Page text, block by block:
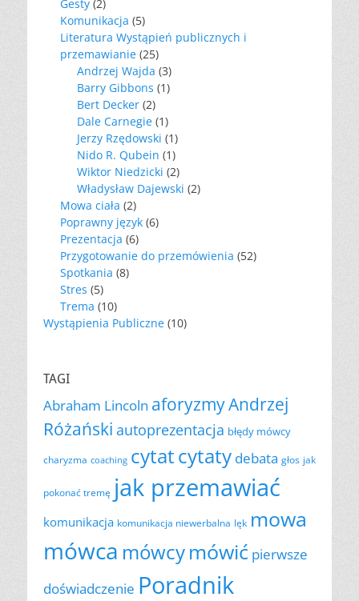
Gesty (2)
Komunikacja (5)
Literatura Wystąpień publicznych i
przemawianie (25)
Andrzej Wajda (3)
Barry Gibbons (1)
Bert Decker (2)
Dale Carnegie (1)
Jerzy Rzędowski (1)
Nido R. Qubein (1)
Wiktor Niedzicki (2)
Władysław Dajewski (2)
Mowa ciała (2)
Poprawny język (6)
Prezentacja (6)
Przygotowanie do przemówienia (52)
Spotkania (8)
Stres (5)
Trema (10)
Wystąpienia Publiczne (10)
TAGI
Abraham Lincoln aforyzmyAndrzej
Różański autoprezentacja błędy mówcy
charyzma coaching cytatcytaty debata głos jak
pokonać tremę jak przemawiać
komunikacja komunikacja niewerbalna lęk mowa
mówca mówcymówić pierwsze
doświadczenie Poradnik